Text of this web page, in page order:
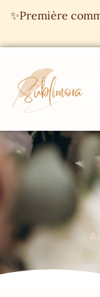
✨Première
Panneau de